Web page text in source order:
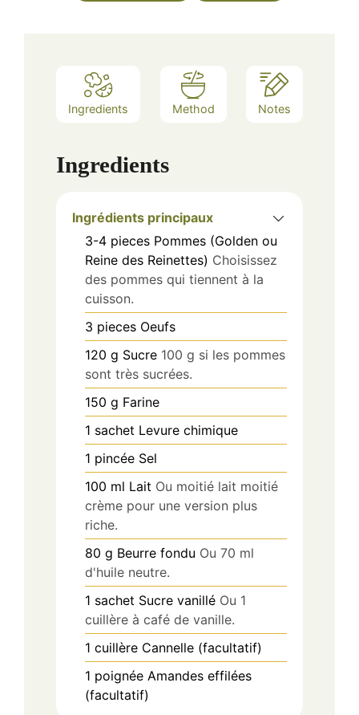
Ingredients Method Notes
Ingredients
Ingrédients principaux
3-4 pieces Pommes (Golden ou
Reine des Reinettes) Choisissez
des pommes qui tiennent à la
cuisson.
3 pieces Oeufs
120 g Sucre 100 g si les pommes
sont très sucrées.
150 g Farine
1 sachet Levure chimique
1 pincée Sel
100 ml Lait Ou moitié lait moitié
crème pour une version plus
riche.
80 g Beurre fondu Ou 70 ml
d'huile neutre.
1 sachet Sucre vanillé Ou 1
cuillère à café de vanille.
1 cuillère Cannelle (facultatif)
1 poignée Amandes effilées
(facultatif)